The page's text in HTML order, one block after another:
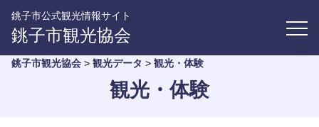
銚子市公式観光情報サイト
銚子市観光協会
銚子市観光協会 > 観光データ > 観光・体験
観光・体験